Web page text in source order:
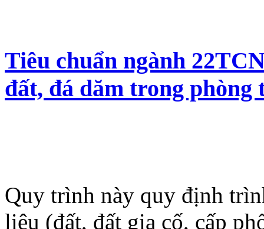
Tiêu chuẩn ngành
đất, đá dăm trong phòng
Quy trình này quy định
liệu (đất, đất gia cố, cấp